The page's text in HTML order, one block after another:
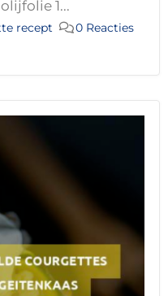
1...
recept 0 Reacties